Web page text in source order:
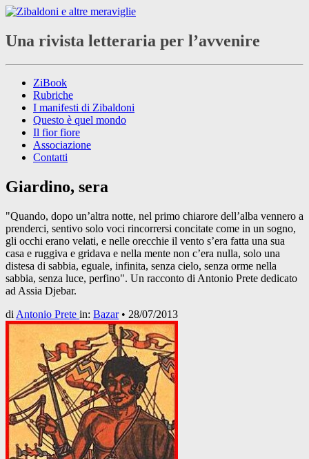
Una rivista letteraria per l’avvenire
ZiBook
Rubriche
I manifesti di Zibaldoni
Questo è quel mondo
Il fior fiore
Associazione
Contatti
Giardino, sera
"Quando, dopo un’altra notte, nel primo chiarore dell’alba vennero a
prenderci, sentivo solo voci rincorrersi concitate come in un sogno,
gli occhi erano velati, e nelle orecchie il vento s’era fatta una sua
casa e ruggiva e gridava e nella mente non c’era nulla, solo una
distesa di sabbia, eguale, infinita, senza cielo, senza orme nella
sabbia, senza luce, perfino". Un racconto di Antonio Prete dedicato
ad Assia Djebar.
di Antonio Prete in: Bazar• 28/07/2013